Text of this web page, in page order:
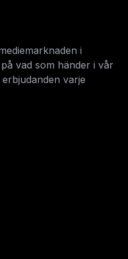
i
vad som händer i vår
varje